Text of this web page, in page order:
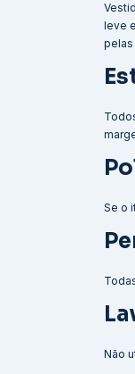
leve
pelas
Se o
Não